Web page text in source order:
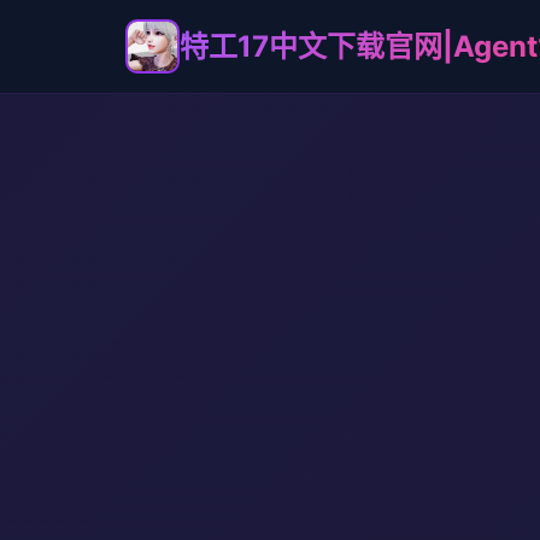
特工17中文下载官网